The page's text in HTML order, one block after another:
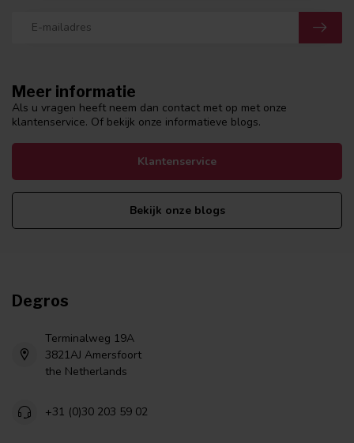
Meer informatie
Als u vragen heeft neem dan contact met op met onze
klantenservice. Of bekijk onze informatieve blogs.
Klantenservice
Bekijk onze blogs
Degros
Terminalweg 19A
3821AJ Amersfoort
the Netherlands
+31 (0)30 203 59 02